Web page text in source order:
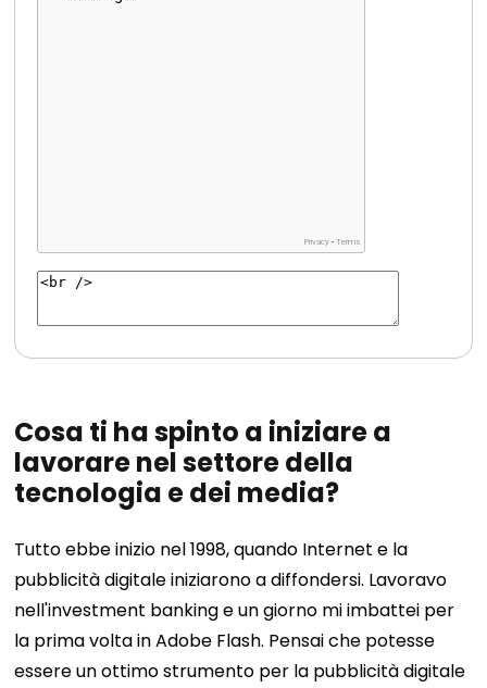
Cosa ti ha spinto a iniziare a
lavorare nel settore della
tecnologia e dei media?
Tutto ebbe inizio nel 1998, quando Internet e la
pubblicità digitale iniziarono a diffondersi. Lavoravo
nell'investment banking e un giorno mi imbattei per
la prima volta in Adobe Flash. Pensai che potesse
essere un ottimo strumento per la pubblicità digitale